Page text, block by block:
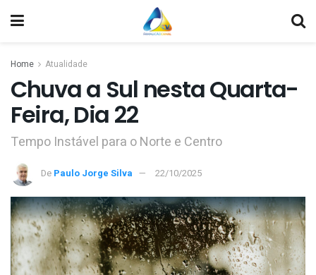
Home Atualidade
Chuva a Sul nesta Quarta-
Feira, Dia 22
Tempo Instável para o Norte e Centro
De Paulo Jorge Silva 22/10/2025